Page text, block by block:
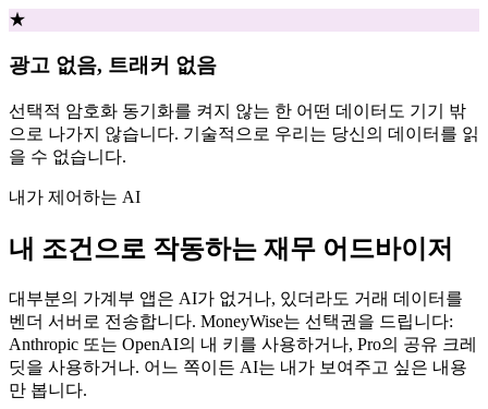
★
광고 없음, 트래커 없음
선택적 암호화 동기화를 켜지 않는 한 어떤 데이터도 기기 밖
으로 나가지 않습니다. 기술적으로 우리는 당신의 데이터를 읽
을 수 없습니다.
내가 제어하는 AI
내 조건으로 작동하는 재무 어드바이저
대부분의 가계부 앱은 AI가 없거나, 있더라도 거래 데이터를
벤더 서버로 전송합니다. MoneyWise는 선택권을 드립니다:
Anthropic 또는 OpenAI의 내 키를 사용하거나, Pro의 공유 크레
딧을 사용하거나. 어느 쪽이든 AI는 내가 보여주고 싶은 내용
만 봅니다.